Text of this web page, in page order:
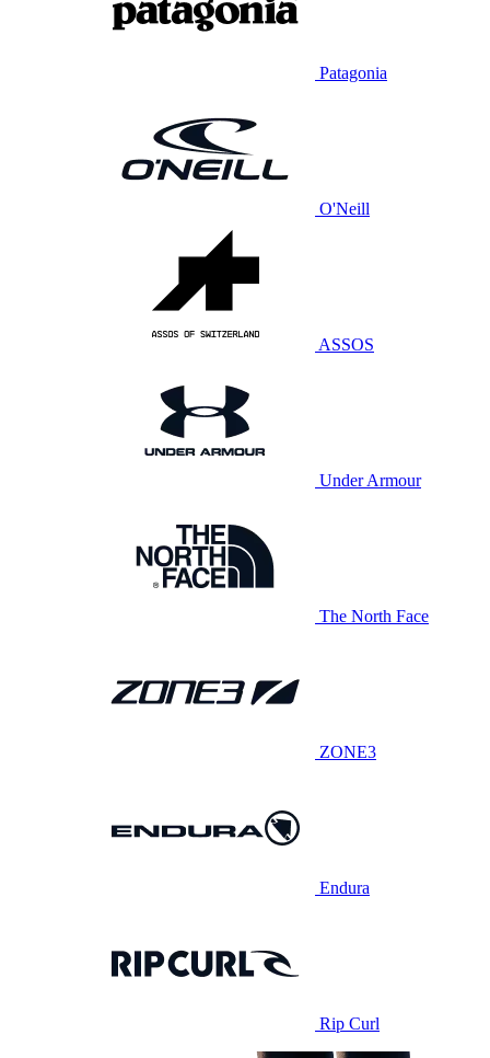
Patagonia
O'Neill
ASSOS
Under Armour
The North Face
ZONE3
Endura
Rip Curl